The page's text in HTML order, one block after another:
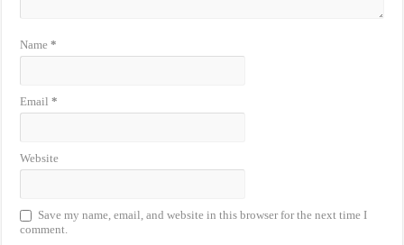
Name*
Email*
Website
Save my name, email, and website in this browser for the next time I
comment.